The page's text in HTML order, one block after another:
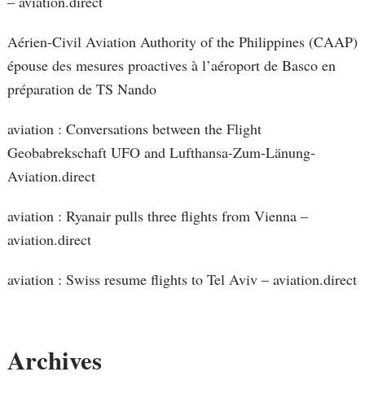
Aérien-Civil Aviation Authority of the Philippines (CAAP)
épouse des mesures proactives à l’aéroport de Basco en
préparation de TS Nando
aviation : Conversations between the Flight
Geobabrekschaft UFO and Lufthansa-Zum-Länung-
Aviation.direct
aviation : Ryanair pulls three flights from Vienna –
aviation.direct
aviation : Swiss resume flights to Tel Aviv – aviation.direct
Archives